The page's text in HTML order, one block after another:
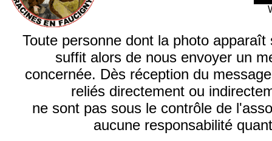
Toute personne dont la photo
suffit alors de nous envoyer un
concernée. Dès réception du
reliés directement ou
ne sont pas sous le contrôle de
aucune responsabilité